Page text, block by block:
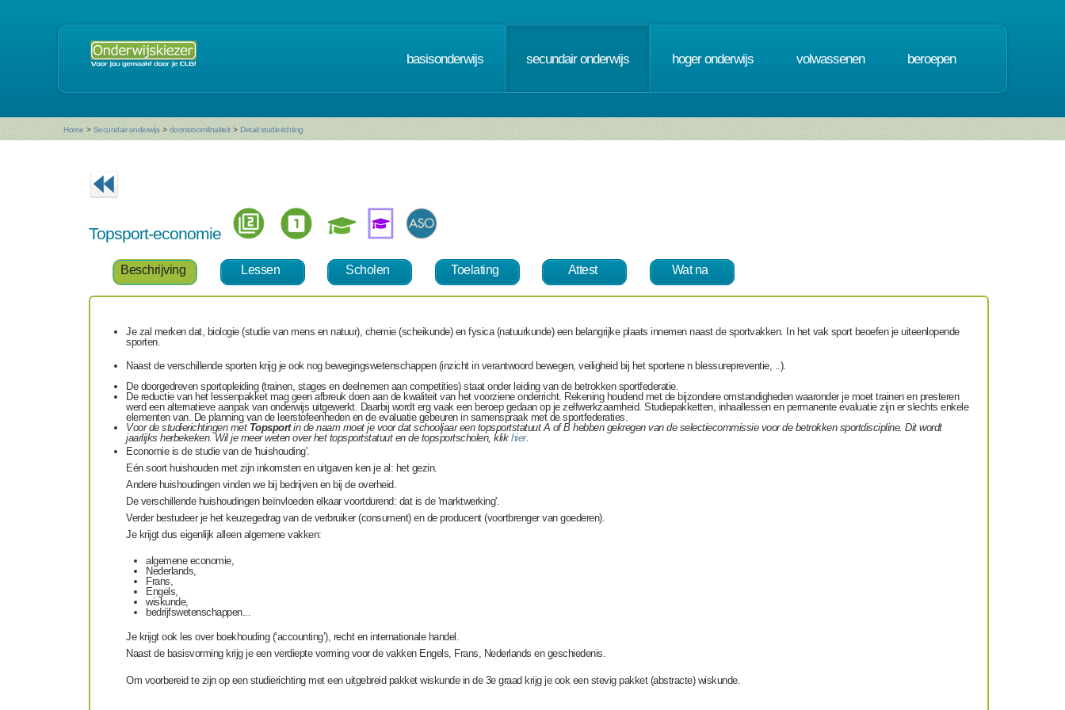
basisonderwijs secundair onderwijs hoger onderwijs volwassenen beroepen
Home > Secundair onderwijs > doorstroomfinaliteit > Detail studierichting
Topsport-economie
Beschrijving Lessen Scholen Toelating Attest Wat na
Je zal merken dat, biologie (studie van mens en natuur), chemie (scheikunde) en fysica (natuurkunde) een belangrijke plaats innemen naast de sportvakken. In het vak sport beoefen je uiteenlopende
sporten.
Naast de verschillende sporten krijg je ook nog bewegingswetenschappen (inzicht in verantwoord bewegen, veiligheid bij het sportene n blessurepreventie, ..).
De doorgedreven sportopleiding (trainen, stages en deelnemen aan competities) staat onder leiding van de betrokken sportfederatie.
De reductie van het lessenpakket mag geen afbreuk doen aan de kwaliteit van het voorziene onderricht. Rekening houdend met de bijzondere omstandigheden waaronder je moet trainen en presteren
werd een alternatieve aanpak van onderwijs uitgewerkt. Daarbij wordt erg vaak een beroep gedaan op je zelfwerkzaamheid. Studiepakketten, inhaallessen en permanente evaluatie zijn er slechts enkele
elementen van. De planning van de leerstofeenheden en de evaluatie gebeuren in samenspraak met de sportfederaties.
Voor de studierichtingen met Topsportin de naam moet je voor dat schooljaar een topsportstatuut A of B hebben gekregen van de selectiecommissie voor de betrokken sportdiscipline. Dit wordt
jaarlijks herbekeken. Wil je meer weten over het topsportstatuut en de topsportscholen, klik hier.
Economieis de studie van de 'huishouding'.
Eén soort huishouden met zijn inkomsten en uitgaven ken je al: het gezin.
Andere huishoudingen vinden we bij bedrijven en bij de overheid.
De verschillende huishoudingen beïnvloeden elkaar voortdurend: dat is de 'marktwerking'.
Verder bestudeer je het keuzegedrag van de verbruiker (consument) en de producent (voortbrenger van goederen).
Je krijgt dus eigenlijk alleen algemene vakken:
algemene economie,
Nederlands,
Frans,
Engels,
wiskunde,
bedrijfswetenschappen...
Je krijgt ook les over boekhouding (‘accounting’), recht en internationale handel.
Naast de basisvorming krijg je een verdiepte vorming voor de vakken Engels, Frans, Nederlands en geschiedenis.
Om voorbereid te zijn op een studierichting met een uitgebreid pakket wiskunde in de 3e graad krijg je ook een stevig pakket (abstracte) wiskunde.